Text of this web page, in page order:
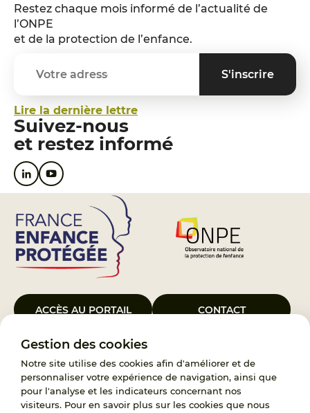
Gestion des cookies
Notre site utilise des cookies afin d'améliorer et de
personnaliser votre expérience de navigation, ainsi que
pour l'analyse et les indicateurs concernant nos
visiteurs. Pour en savoir plus sur les cookies que nous
Restez chaque mois informé de l’actualité de
l’ONPE
et de la protection de l’enfance.
Lire la dernière lettre
Suivez-nous
et restez informé
ACCÈS AU PORTAIL CONTACT
Le Groupement d’Intérêt Public France Enfance Protégée, créé le 5
janvier 2023, a pour objet d’assurer les missions de service public du
119, d’accompagnement des adoptants et de traitement des
demandes d’accès aux origines personnelles. France Enfance
Protégée est également un observatoire et une ressource pour